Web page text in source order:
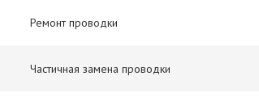
Ремонт проводки
Частичная замена проводки